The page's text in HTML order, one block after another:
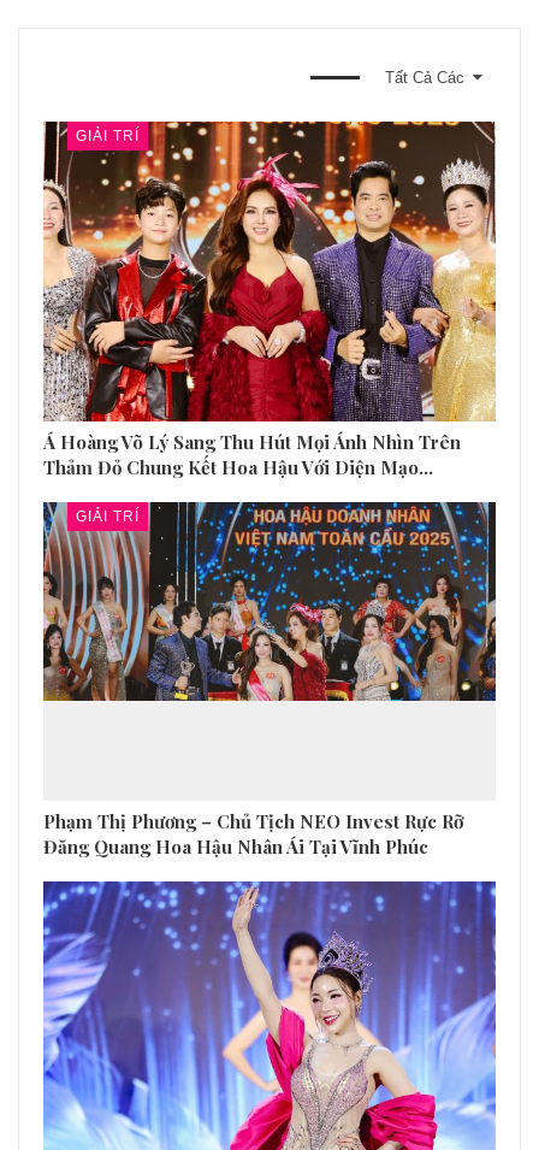
Tất Cả Các
GIẢI TRÍ
Á Hoàng Võ Lý Sang Thu Hút Mọi Ánh Nhìn Trên
Thảm Đỏ Chung Kết Hoa Hậu Với Diện Mạo…
GIẢI TRÍ
Phạm Thị Phương – Chủ Tịch NEO Invest Rực Rỡ
Đăng Quang Hoa Hậu Nhân Ái Tại Vĩnh Phúc